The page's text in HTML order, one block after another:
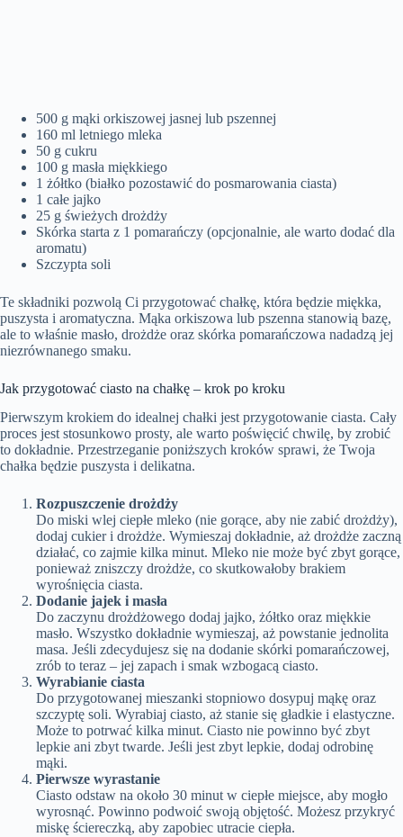
500 g mąki orkiszowej jasnej lub pszennej
160 ml letniego mleka
50 g cukru
100 g masła miękkiego
1 żółtko (białko pozostawić do posmarowania ciasta)
1 całe jajko
25 g świeżych drożdży
Skórka starta z 1 pomarańczy (opcjonalnie, ale warto dodać dla
aromatu)
Szczypta soli
Te składniki pozwolą Ci przygotować chałkę, która będzie miękka,
puszysta i aromatyczna. Mąka orkiszowa lub pszenna stanowią bazę,
ale to właśnie masło, drożdże oraz skórka pomarańczowa nadadzą jej
niezrównanego smaku.
Jak przygotować ciasto na chałkę – krok po kroku
Pierwszym krokiem do idealnej chałki jest przygotowanie ciasta. Cały
proces jest stosunkowo prosty, ale warto poświęcić chwilę, by zrobić
to dokładnie. Przestrzeganie poniższych kroków sprawi, że Twoja
chałka będzie puszysta i delikatna.
Rozpuszczenie drożdży
Do miski wlej ciepłe mleko (nie gorące, aby nie zabić drożdży),
dodaj cukier i drożdże. Wymieszaj dokładnie, aż drożdże zaczną
działać, co zajmie kilka minut. Mleko nie może być zbyt gorące,
ponieważ zniszczy drożdże, co skutkowałoby brakiem
wyrośnięcia ciasta.
Dodanie jajek i masła
Do zaczynu drożdżowego dodaj jajko, żółtko oraz miękkie
masło. Wszystko dokładnie wymieszaj, aż powstanie jednolita
masa. Jeśli zdecydujesz się na dodanie skórki pomarańczowej,
zrób to teraz – jej zapach i smak wzbogacą ciasto.
Wyrabianie ciasta
Do przygotowanej mieszanki stopniowo dosypuj mąkę oraz
szczyptę soli. Wyrabiaj ciasto, aż stanie się gładkie i elastyczne.
Może to potrwać kilka minut. Ciasto nie powinno być zbyt
lepkie ani zbyt twarde. Jeśli jest zbyt lepkie, dodaj odrobinę
mąki.
Pierwsze wyrastanie
Ciasto odstaw na około 30 minut w ciepłe miejsce, aby mogło
wyrosnąć. Powinno podwoić swoją objętość. Możesz przykryć
miskę ściereczką, aby zapobiec utracie ciepła.